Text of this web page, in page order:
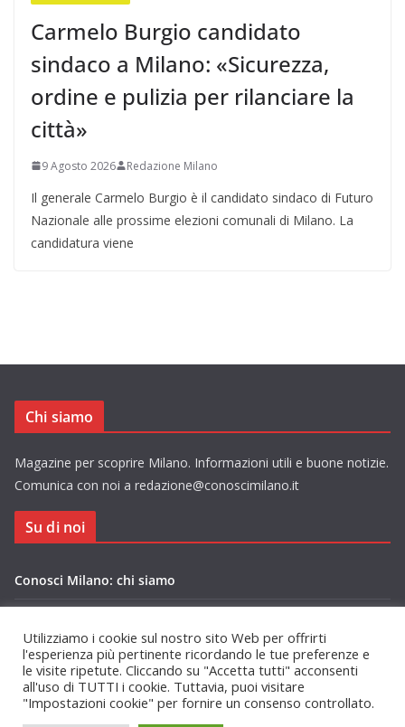
Carmelo Burgio candidato
sindaco a Milano: «Sicurezza,
ordine e pulizia per rilanciare la
città»
9 Agosto 2026 Redazione Milano
Il generale Carmelo Burgio è il candidato sindaco di Futuro
Nazionale alle prossime elezioni comunali di Milano. La
candidatura viene
Chi siamo
Magazine per scoprire Milano. Informazioni utili e buone notizie.
Comunica con noi a redazione@conoscimilano.it
Su di noi
Conosci Milano: chi siamo
Utilizziamo i cookie sul nostro sito Web per offrirti
l'esperienza più pertinente ricordando le tue preferenze e
le visite ripetute. Cliccando su "Accetta tutti" acconsenti
all'uso di TUTTI i cookie. Tuttavia, puoi visitare
"Impostazioni cookie" per fornire un consenso controllato.